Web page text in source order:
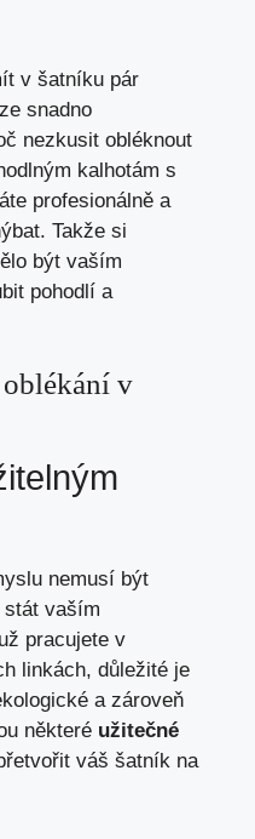
v šatníku pár
snadno
nezkusit obléknout
kalhotám s
profesionálně a
Takže si
být vaším
pohodlí a
v
nemusí být
stát vaším
pracujete v
linkách, důležité je
a zároveň
některé užitečné
váš šatník na